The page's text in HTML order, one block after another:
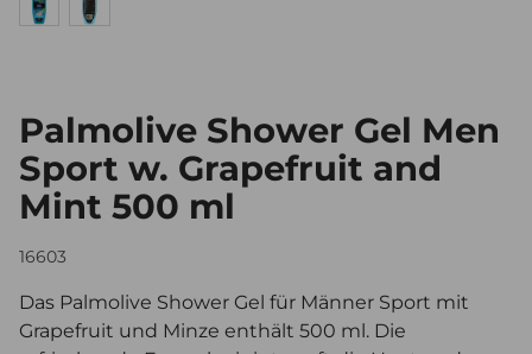
Palmolive Shower Gel Men
Sport w. Grapefruit and
Mint 500 ml
16603
Das Palmolive Shower Gel für Männer Sport mit
Grapefruit und Minze enthält 500 ml. Die